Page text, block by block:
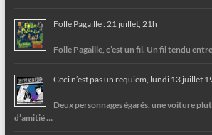
Folle Pagaille : 21 juillet, 21h
Folle Pagaille, c’est un fil. Un fil tendu
Ceci n’est pas un requiem, lundi 13 juillet
Deux personnages égarés, une voiture
d’amitié …